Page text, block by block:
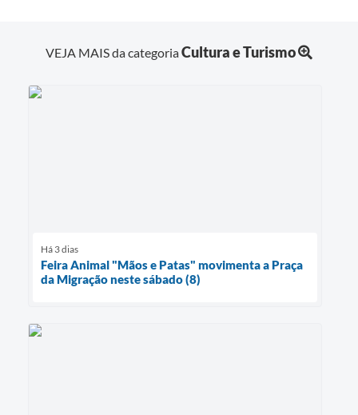
VEJA MAIS da categoriaCultura e Turismo
Há 3 dias
Feira Animal "Mãos e Patas" movimenta a Praça
da Migração neste sábado (8)